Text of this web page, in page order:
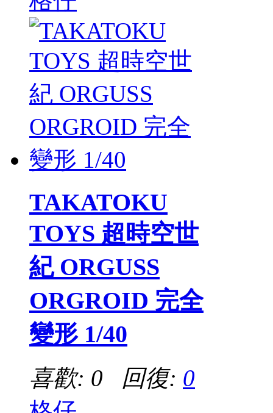
TAKATOKU
TOYS 超時空世
紀 ORGUSS
ORGROID 完全
變形 1/40
喜歡: 0 回復: 0